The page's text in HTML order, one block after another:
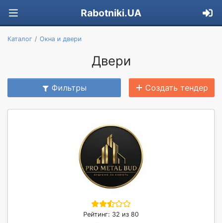
Rabotniki.UA
Каталог Окна и двери
Двери
Фильтры Создать тендер
Рейтинг: 32 из 80